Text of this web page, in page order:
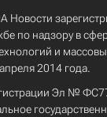
Новости
по надзору в
и
2014 года.
Эл №